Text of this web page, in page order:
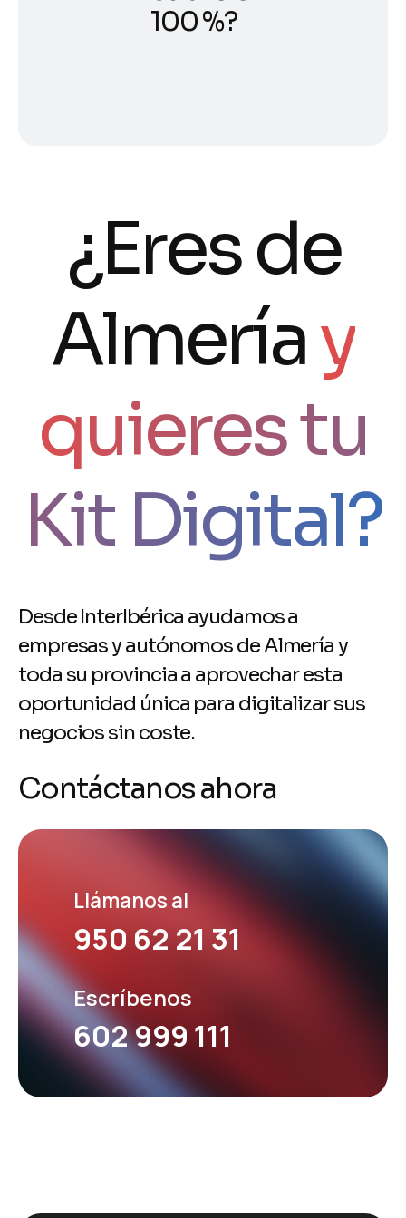
100 %?
¿Eres de
Almeríay
quieres tu
Kit Digital?
Desde InterIbérica ayudamosa
empresasyautónomosdeAlmeríay
toda su provinciaa aprovecharesta
oportunidad única para digitalizarsus
negociossincoste.
Contáctanosahora
Llámanos al
950 62 21 31
Escríbenos
602 999 111